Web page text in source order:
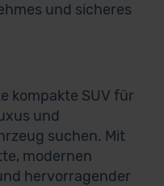
und sicheres
kompakte SUV für
und
suchen. Mit
modernen
hervorragender